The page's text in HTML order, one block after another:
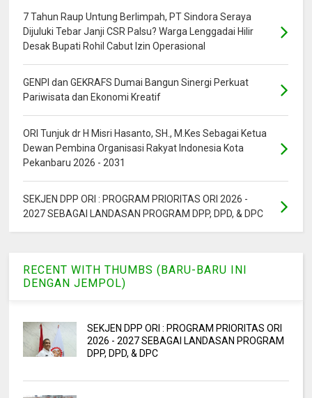
7 Tahun Raup Untung Berlimpah, PT Sindora Seraya
Dijuluki Tebar Janji CSR Palsu? Warga Lenggadai Hilir
Desak Bupati Rohil Cabut Izin Operasional
GENPI dan GEKRAFS Dumai Bangun Sinergi Perkuat
Pariwisata dan Ekonomi Kreatif
ORI Tunjuk dr H Misri Hasanto, SH., M.Kes Sebagai Ketua
Dewan Pembina Organisasi Rakyat Indonesia Kota
Pekanbaru 2026 - 2031
SEKJEN DPP ORI : PROGRAM PRIORITAS ORI 2026 -
2027 SEBAGAI LANDASAN PROGRAM DPP, DPD, & DPC
RECENT WITH THUMBS (BARU-BARU INI
DENGAN JEMPOL)
SEKJEN DPP ORI : PROGRAM PRIORITAS ORI
2026 - 2027 SEBAGAI LANDASAN PROGRAM
DPP, DPD, & DPC